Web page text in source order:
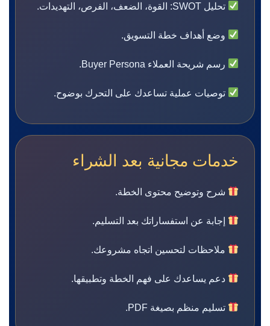
تحليل SWOT: القوة، الضعف، الفرص، التهديدات.
وضع أهداف خطة التسويق.
رسم شريحة العملاء Buyer Persona.
توصيات عملية تساعدك على التحرك بوضوح.
خدمات مجانية بعد الشراء
شرح وتوضيح محتوى الخطة.
إجابة عن استفساراتك بعد التسليم.
ملاحظات لتحسين اتجاه مشروعك.
دعم يساعدك على فهم الخطة وتطبيقها.
تسليم منظم بصيغة PDF.